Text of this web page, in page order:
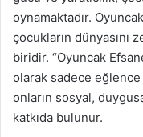
oynamaktadır.
çocukların dünyasını
biridir. “Oyuncak
olarak sadece eğlence
onların sosyal,
katkıda bulunur.